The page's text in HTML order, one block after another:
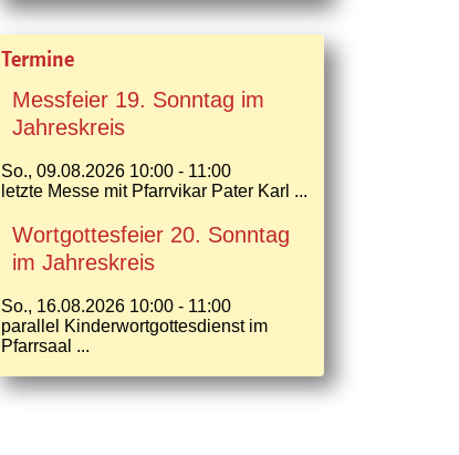
Termine
Messfeier 19. Sonntag im
Jahreskreis
So., 09.08.2026 10:00 - 11:00
letzte Messe mit Pfarrvikar Pater Karl ...
Wortgottesfeier 20. Sonntag
im Jahreskreis
So., 16.08.2026 10:00 - 11:00
parallel Kinderwortgottesdienst im
Pfarrsaal ...